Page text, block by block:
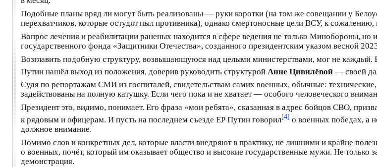
Подобные планы вряд ли могут быть реализованы — руки коротки (на том же совещании у
перехватчиков, которые остудят пыл противника), однако смертоносные цели ВСУ, к
Вопрос лечения и реабилитации раненых находится в сфере ведения не только Минобороны,
государственного фонда «Защитники Отечества», созданного президентским указом весной
Возглавить подобную структуру, возвышающуюся над целыми министерствами, мог не каждый.
Путин нашёл выход из положения, доверив руководить структурой Анне Цивилёвой — своей
Судя по репортажам СМИ из госпиталей, свидетельствам самих военных, обычные:
задействованы на полную катушку. Если чего пока и не хватает — особого человеческого
Президент это, видимо, понимает. Его фраза «мои ребята», сказанная в адрес бойцов СВО,
к рядовым и офицерам. И пусть на последнем съезде ЕР Путин говорил[4] о военных победах, а
должное внимание.
Помимо слов и конкретных дел, которые власти внедряют в практику, не лишними и крайне
о военных, почёт, который им оказывает общество и высокие государственные мужи. Не
демонстрация.